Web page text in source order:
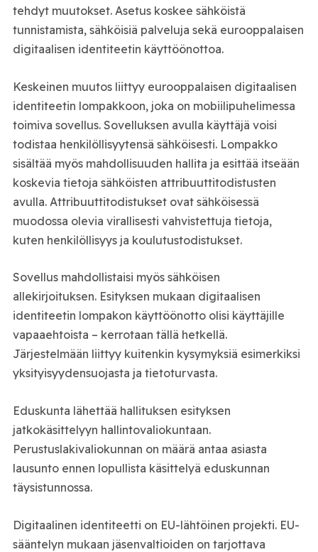
tehdyt muutokset. Asetus koskee sähköistä
tunnistamista, sähköisiä palveluja sekä eurooppalaisen
digitaalisen identiteetin käyttöönottoa.
Keskeinen muutos liittyy eurooppalaisen digitaalisen
identiteetin lompakkoon, joka on mobiilipuhelimessa
toimiva sovellus. Sovelluksen avulla käyttäjä voisi
todistaa henkilöllisyytensä sähköisesti. Lompakko
sisältää myös mahdollisuuden hallita ja esittää itseään
koskevia tietoja sähköisten attribuuttitodistusten
avulla. Attribuuttitodistukset ovat sähköisessä
muodossa olevia virallisesti vahvistettuja tietoja,
kuten henkilöllisyys ja koulutustodistukset.
Sovellus mahdollistaisi myös sähköisen
allekirjoituksen. Esityksen mukaan digitaalisen
identiteetin lompakon käyttöönotto olisi käyttäjille
vapaaehtoista – kerrotaan tällä hetkellä.
Järjestelmään liittyy kuitenkin kysymyksiä esimerkiksi
yksityisyydensuojasta ja tietoturvasta.
Eduskunta lähettää hallituksen esityksen
jatkokäsittelyyn hallintovaliokuntaan.
Perustuslakivaliokunnan on määrä antaa asiasta
lausunto ennen lopullista käsittelyä eduskunnan
täysistunnossa.
Digitaalinen identiteetti on EU-lähtöinen projekti. EU-
sääntelyn mukaan jäsenvaltioiden on tarjottava